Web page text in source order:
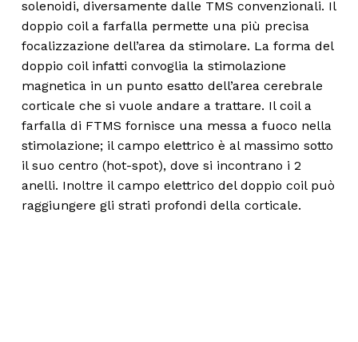
solenoidi, diversamente dalle TMS convenzionali. Il
doppio coil a farfalla permette una più precisa
focalizzazione dell’area da stimolare. La forma del
doppio coil infatti convoglia la stimolazione
magnetica in un punto esatto dell’area cerebrale
corticale che si vuole andare a trattare. Il coil a
farfalla di FTMS fornisce una messa a fuoco nella
stimolazione; il campo elettrico è al massimo sotto
il suo centro (hot-spot), dove si incontrano i 2
anelli. Inoltre il campo elettrico del doppio coil può
raggiungere gli strati profondi della corticale.